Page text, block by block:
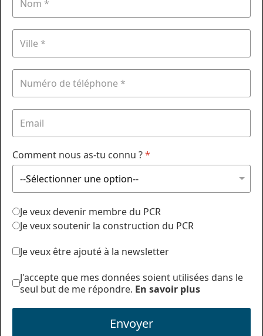
Comment nous as-tu connu ?*
Je veux devenir membre du PCR
Je veux soutenir la construction du PCR
Je veux être ajouté à la newsletter
J'accepte que mes données soient utilisées dans le
seul but de me répondre. En savoir plus
Envoyer